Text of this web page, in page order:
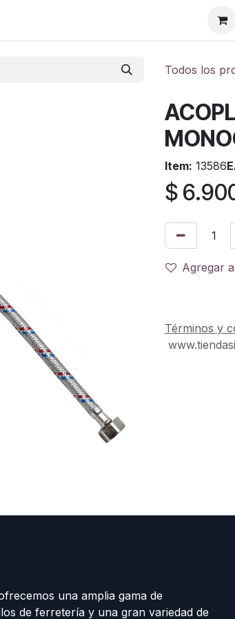
Todos los
Item: 13586
$
Agregar
Términos y
una amplia gama de
de ferretería y una gran variedad de